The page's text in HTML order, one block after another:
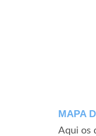
MAPA
Aqui os